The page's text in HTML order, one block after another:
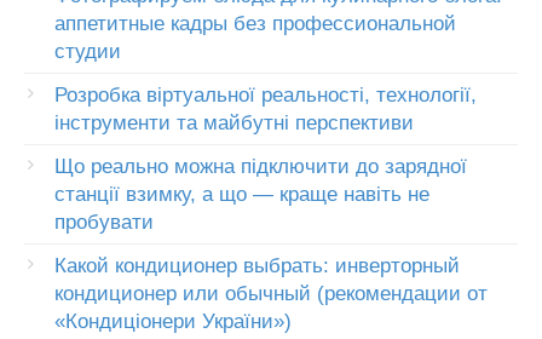
аппетитные кадры без профессиональной
студии
Розробка віртуальної реальності, технології,
інструменти та майбутні перспективи
Що реально можна підключити до зарядної
станції взимку, а що — краще навіть не
пробувати
Какой кондиционер выбрать: инверторный
кондиционер или обычный (рекомендации от
«Кондиціонери України»)